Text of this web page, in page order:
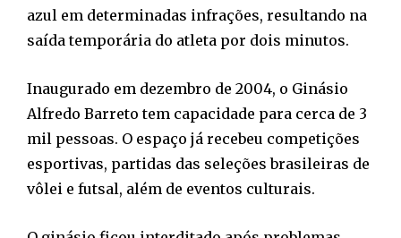
azul em determinadas infrações, resultando na
saída temporária do atleta por dois minutos.
Inaugurado em dezembro de 2004, o Ginásio
Alfredo Barreto tem capacidade para cerca de 3
mil pessoas. O espaço já recebeu competições
esportivas, partidas das seleções brasileiras de
vôlei e futsal, além de eventos culturais.